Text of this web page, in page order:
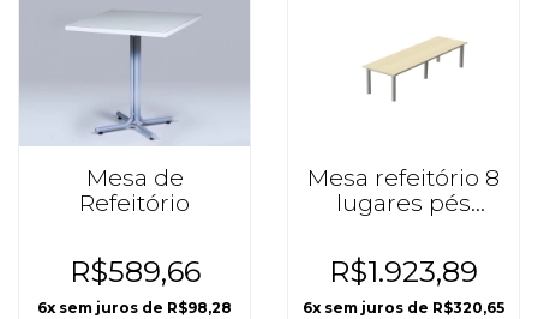
Mesa de
Refeitório
R$589,66
6x sem juros de R$98,28
Mesa refeitório 8
lugares pés
R$1.923,89
6x sem juros de R$320,65